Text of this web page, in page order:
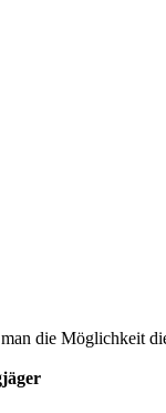
die Möglichkeit